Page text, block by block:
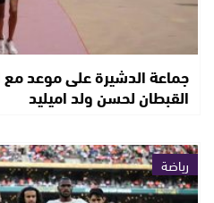
جماعة الدشيرة على موعد مع
القبطان لحسن ولد اميليد
رياضة